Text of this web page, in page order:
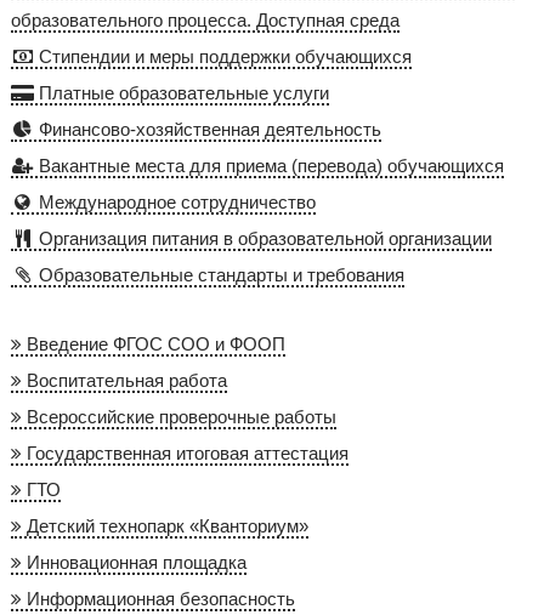
образовательного процесса. Доступная среда
Стипендии и меры поддержки обучающихся
Платные образовательные услуги
Финансово-хозяйственная деятельность
Вакантные места для приема (перевода) обучающихся
Международное сотрудничество
Организация питания в образовательной организации
Образовательные стандарты и требования
Введение ФГОС СОО и ФООП
Воспитательная работа
Всероссийские проверочные работы
Государственная итоговая аттестация
ГТО
Детский технопарк «Кванториум»
Инновационная площадка
Информационная безопасность